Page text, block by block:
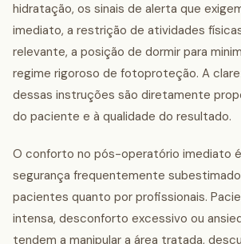
hidratação, os sinais de alerta que
imediato, a restrição de atividades
relevante, a posição de dormir para
regime rigoroso de fotoproteção. A
dessas instruções são diretamente
do paciente e à qualidade do resultado.
O conforto no pós-operatório imediato
segurança frequentemente
pacientes quanto por profissionais.
intensa, desconforto excessivo ou
tendem a manipular a área tratada,